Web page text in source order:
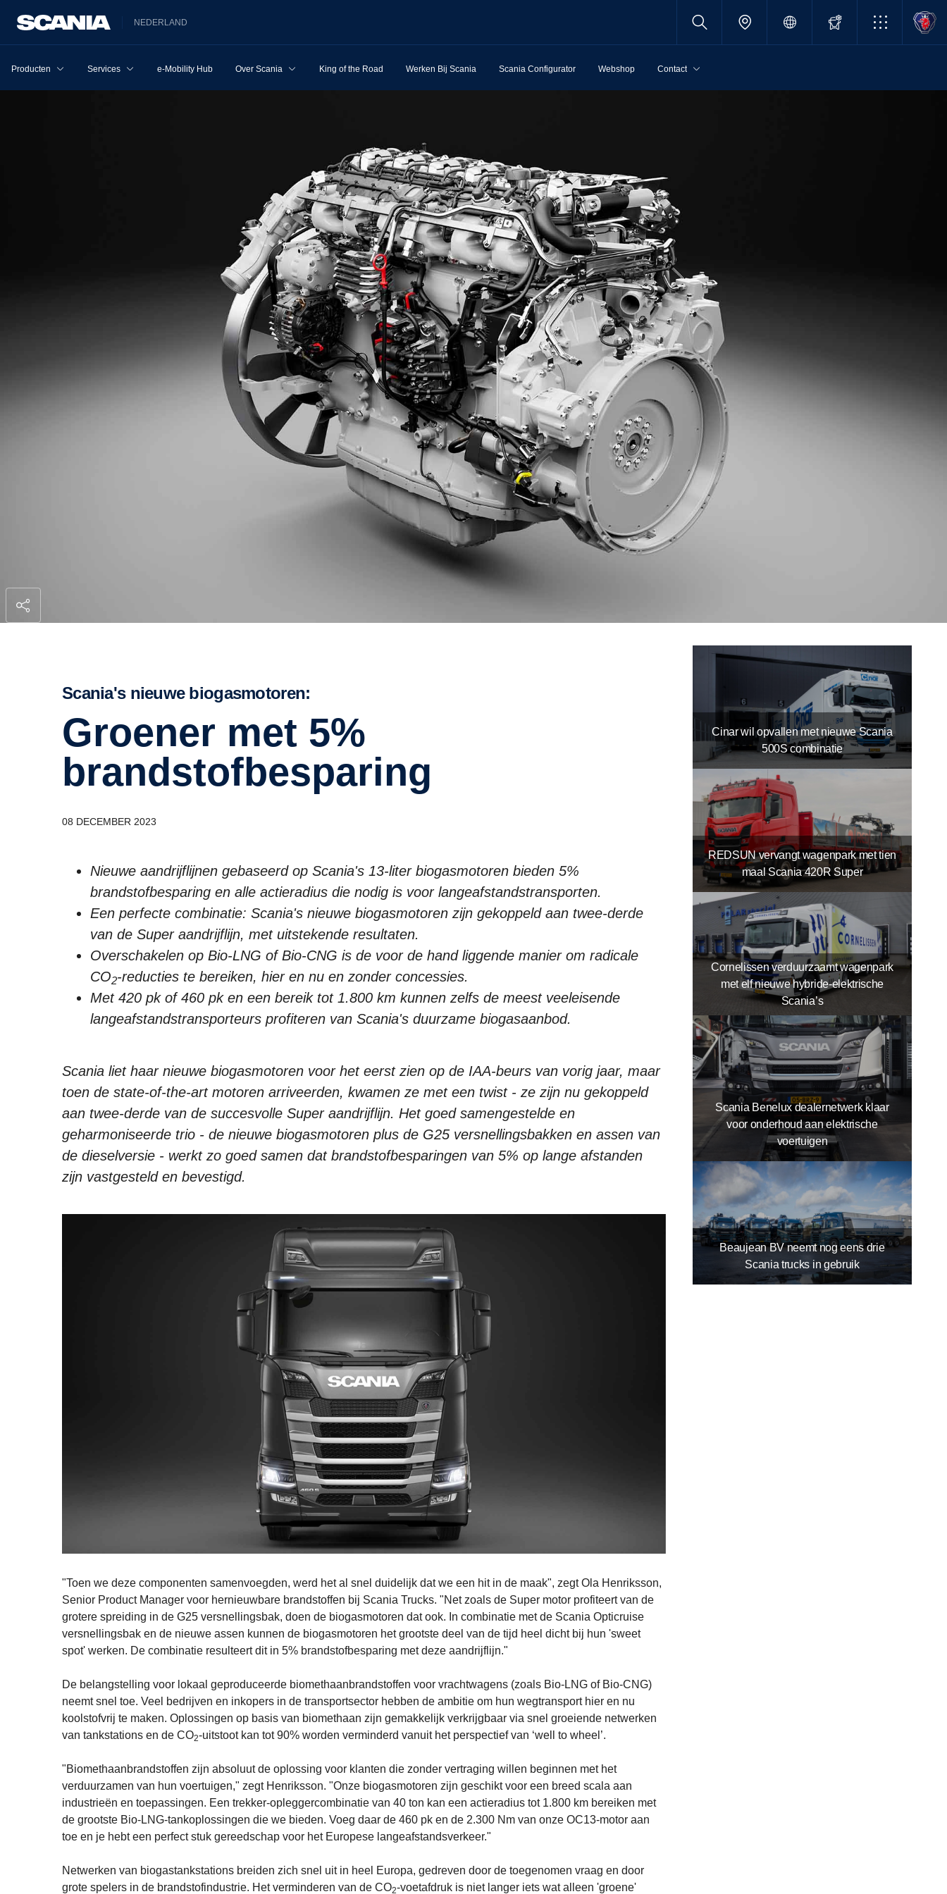
NEDERLAND
Producten Services e-Mobility Hub Over Scania King of the Road Werken Bij Scania Scania Configurator Webshop Contact
Scania's nieuwe biogasmotoren:
Groener met 5%
brandstofbesparing
08 DECEMBER 2023
Nieuwe aandrijflijnen gebaseerd op Scania's 13-liter biogasmotoren bieden 5%
brandstofbesparing en alle actieradius die nodig is voor langeafstandstransporten.
Een perfecte combinatie: Scania's nieuwe biogasmotoren zijn gekoppeld aan twee-derde
van de Super aandrijflijn, met uitstekende resultaten.
Overschakelen op Bio-LNG of Bio-CNG is de voor de hand liggende manier om radicale
CO2-reducties te bereiken, hier en nu en zonder concessies.
Met 420 pk of 460 pk en een bereik tot 1.800 km kunnen zelfs de meest veeleisende
langeafstandstransporteurs profiteren van Scania's duurzame biogasaanbod.
Scania liet haar nieuwe biogasmotoren voor het eerst zien op de IAA-beurs van vorig jaar, maar
toen de state-of-the-art motoren arriveerden, kwamen ze met een twist - ze zijn nu gekoppeld
aan twee-derde van de succesvolle Super aandrijflijn. Het goed samengestelde en
geharmoniseerde trio - de nieuwe biogasmotoren plus de G25 versnellingsbakken en assen van
de dieselversie - werkt zo goed samen dat brandstofbesparingen van 5% op lange afstanden
zijn vastgesteld en bevestigd.
"Toen we deze componenten samenvoegden, werd het al snel duidelijk dat we een hit in de maak", zegt Ola Henriksson,
Senior Product Manager voor hernieuwbare brandstoffen bij Scania Trucks. "Net zoals de Super motor profiteert van de
grotere spreiding in de G25 versnellingsbak, doen de biogasmotoren dat ook. In combinatie met de Scania Opticruise
versnellingsbak en de nieuwe assen kunnen de biogasmotoren het grootste deel van de tijd heel dicht bij hun 'sweet
spot' werken. De combinatie resulteert dit in 5% brandstofbesparing met deze aandrijflijn."
De belangstelling voor lokaal geproduceerde biomethaanbrandstoffen voor vrachtwagens (zoals Bio-LNG of Bio-CNG)
neemt snel toe. Veel bedrijven en inkopers in de transportsector hebben de ambitie om hun wegtransport hier en nu
koolstofvrij te maken. Oplossingen op basis van biomethaan zijn gemakkelijk verkrijgbaar via snel groeiende netwerken
van tankstations en de CO2-uitstoot kan tot 90% worden verminderd vanuit het perspectief van ‘well to wheel’.
"Biomethaanbrandstoffen zijn absoluut de oplossing voor klanten die zonder vertraging willen beginnen met het
verduurzamen van hun voertuigen," zegt Henriksson. "Onze biogasmotoren zijn geschikt voor een breed scala aan
industrieën en toepassingen. Een trekker-opleggercombinatie van 40 ton kan een actieradius tot 1.800 km bereiken met
de grootste Bio-LNG-tankoplossingen die we bieden. Voeg daar de 460 pk en de 2.300 Nm van onze OC13-motor aan
toe en je hebt een perfect stuk gereedschap voor het Europese langeafstandsverkeer."
Netwerken van biogastankstations breiden zich snel uit in heel Europa, gedreven door de toegenomen vraag en door
grote spelers in de brandstofindustrie. Het verminderen van de CO2-voetafdruk is niet langer iets wat alleen 'groene'
Cinar wil opvallen met nieuwe Scania
500S combinatie
REDSUN vervangt wagenpark met tien
maal Scania 420R Super
Cornelissen verduurzaamt wagenpark
met elf nieuwe hybride-elektrische
Scania’s
Scania Benelux dealernetwerk klaar
voor onderhoud aan elektrische
voertuigen
Beaujean BV neemt nog eens drie
Scania trucks in gebruik